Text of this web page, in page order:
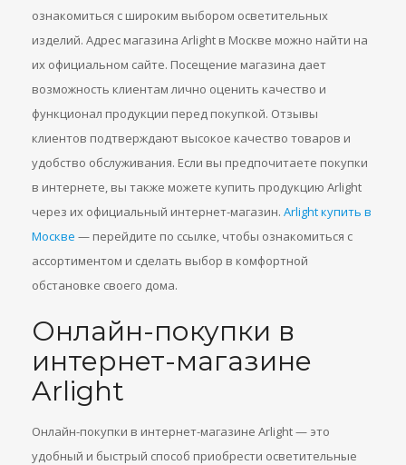
ознакомиться с широким выбором осветительных
изделий. Адрес магазина Arlight в Москве можно найти на
их официальном сайте. Посещение магазина дает
возможность клиентам лично оценить качество и
функционал продукции перед покупкой. Отзывы
клиентов подтверждают высокое качество товаров и
удобство обслуживания. Если вы предпочитаете покупки
в интернете, вы также можете купить продукцию Arlight
через их официальный интернет-магазин. Arlight купить в
Москве — перейдите по ссылке, чтобы ознакомиться с
ассортиментом и сделать выбор в комфортной
обстановке своего дома.
Онлайн-покупки в
интернет-магазине
Arlight
Онлайн-покупки в интернет-магазине Arlight — это
удобный и быстрый способ приобрести осветительные